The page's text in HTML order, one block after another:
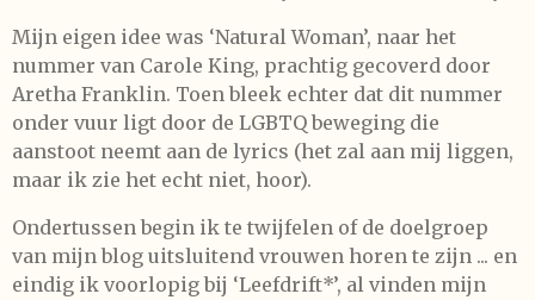
Mijn eigen idee was ‘Natural Woman’, naar het
nummer van Carole King, prachtig gecoverd door
Aretha Franklin. Toen bleek echter dat dit nummer
onder vuur ligt door de LGBTQ beweging die
aanstoot neemt aan de lyrics (het zal aan mij liggen,
maar ik zie het echt niet, hoor).
Ondertussen begin ik te twijfelen of de doelgroep
van mijn blog uitsluitend vrouwen horen te zijn ... en
eindig ik voorlopig bij ‘Leefdrift*’, al vinden mijn